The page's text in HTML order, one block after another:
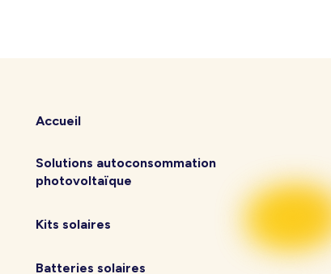
Accueil
Solutions autoconsommation
photovoltaïque
Kits solaires
Batteries solaires